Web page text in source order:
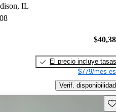
IL
El precio incluye tasas
$779/mes
Verif. disponibilidad